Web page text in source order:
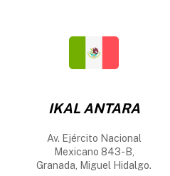
IKAL ANTARA
Av. Ejército Nacional
Mexicano 843-B,
Granada, Miguel Hidalgo.